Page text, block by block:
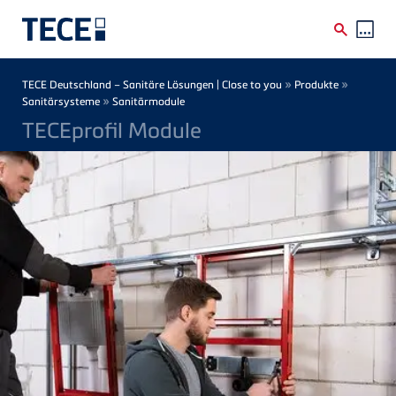
Breadcrumb
TECE Deutschland – Sanitäre Lösungen | Close to you » Produkte »
Sanitärsysteme » Sanitärmodule
TECEprofil Module